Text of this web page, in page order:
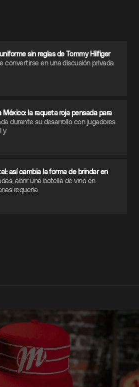
sin reglas de Tommy Hilfiger
convertirse en una discusión privada
México: la raqueta roja pensada para
durante su desarrollo con jugadores
y
así cambia la forma de brindar en
abrir una botella de vino en
requería